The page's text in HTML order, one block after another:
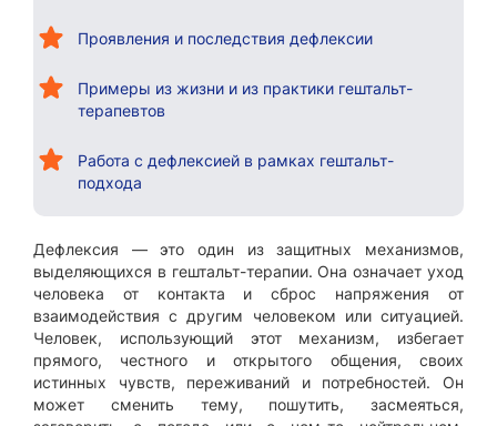
Проявления и последствия дефлексии
Примеры из жизни и из практики гештальт-
терапевтов
Работа с дефлексией в рамках гештальт-
подхода
Дефлексия — это один из защитных механизмов,
выделяющихся в гештальт-терапии. Она означает уход
человека от контакта и сброс напряжения от
взаимодействия с другим человеком или ситуацией.
Человек, использующий этот механизм, избегает
прямого, честного и открытого общения, своих
истинных чувств, переживаний и потребностей. Он
может сменить тему, пошутить, засмеяться,